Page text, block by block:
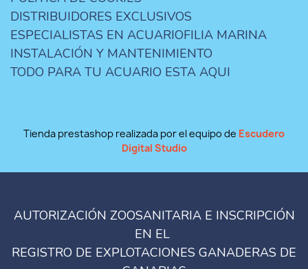
DISTRIBUIDORES EXCLUSIVOS
ESPECIALISTAS EN ACUARIOFILIA MARINA
INSTALACIÓN Y MANTENIMIENTO
TODO PARA TU ACUARIO ESTA AQUI
Tienda prestashop realizada por el equipo de Escudero
Digital Studio
AUTORIZACIÓN ZOOSANITARIA E INSCRIPCIÓN
EN EL
REGISTRO DE EXPLOTACIONES GANADERAS DE